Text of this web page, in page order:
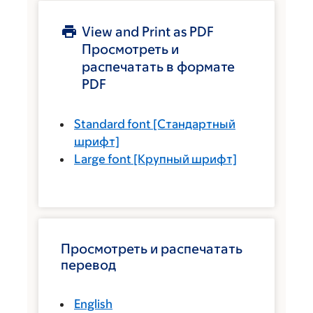
View and Print as PDF
Просмотреть и
распечатать в формате
PDF
Standard font [Стандартный
шрифт]
Large font [Крупный шрифт]
Просмотреть и распечатать
перевод
English